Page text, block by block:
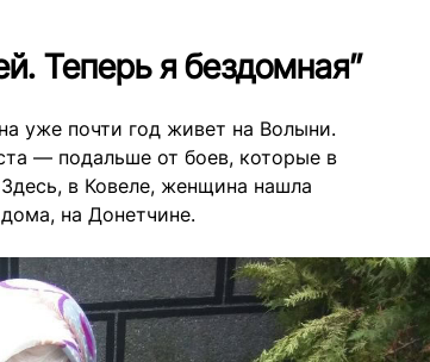
Теперь я бездомная”
уже почти год живет на Волыни.
— подальше от боев, которые в
в Ковеле, женщина нашла
на Донетчине.